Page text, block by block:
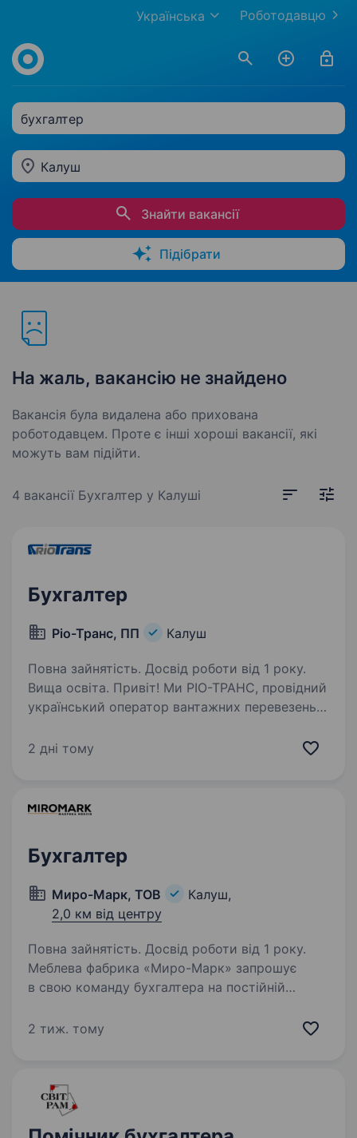
Роботодавцю
Українська
бухгалтер
Калуш
Знайти вакансії
Підібрати
На жаль, вакансію не знайдено
Вакансія була видалена або прихована
роботодавцем. Проте є інші хороші вакансії, які
можуть вам підійти.
4 вакансії Бухгалтер у Калуші
Бухгалтер
Ріо-Транс, ПП Калуш
Повна зайнятість. Досвід роботи від 1 року.
Вища освіта. Привіт! Ми РІО-ТРАНС, провідний
український оператор вантажних перевезень і
Україні. Наша компанія організовує міжнародні
2 дні тому
Бухгалтер
Миро-Марк, ТОВ
Калуш,
2,0 км від центру
Повна зайнятість. Досвід роботи від 1 року.
Меблева фабрика «Миро-Марк» запрошує
в свою команду бухгалтера на постійній
бухгалтером ; Впевнене володіння 1С, M.E.Doc,
2 тиж. тому